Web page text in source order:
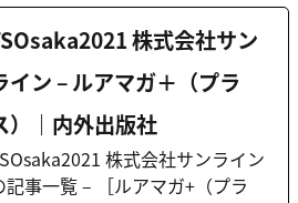
株式会社サン
イン – ルアマガ＋（プラ
）｜内外出版社
株式会社サンライン
記事一覧 – ［ルアマガ+（プラ